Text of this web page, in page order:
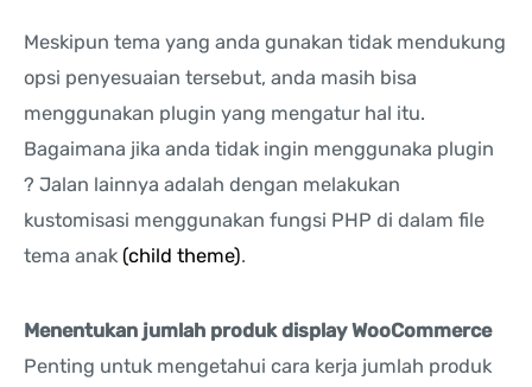
Meskipun tema yang anda gunakan tidak mendukung
opsi penyesuaian tersebut, anda masih bisa
menggunakan plugin yang mengatur hal itu.
Bagaimana jika anda tidak ingin menggunaka plugin
? Jalan lainnya adalah dengan melakukan
kustomisasi menggunakan fungsi PHP di dalam file
tema anak (child theme).
Menentukan jumlah produk display WooCommerce
Penting untuk mengetahui cara kerja jumlah produk